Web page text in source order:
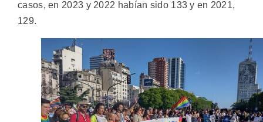
casos, en 2023 y 2022 habían sido 133 y en 2021,
129.